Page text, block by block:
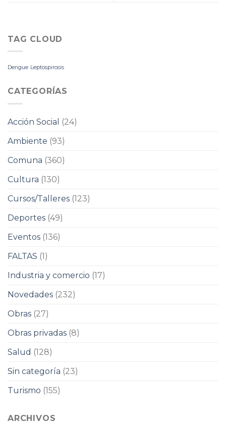
TAG CLOUD
Dengue Leptospirosis
CATEGORÍAS
Acción Social
(24)
Ambiente (93)
Comuna (360)
Cultura (130)
Cursos/Talleres (123)
Deportes (49)
Eventos (136)
FALTAS (1)
Industria y comercio (17)
Novedades (232)
Obras (27)
Obras privadas (8)
Salud (128)
Sin categoría (23)
Turismo (155)
ARCHIVOS